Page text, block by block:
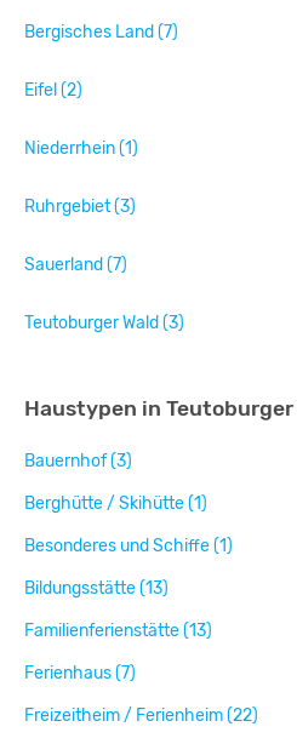
Bergisches Land (7)
Eifel (2)
Niederrhein (1)
Ruhrgebiet (3)
Sauerland (7)
Teutoburger Wald (3)
Haustypen in Teutoburger
Bauernhof (3)
Berghütte / Skihütte (1)
Besonderes und Schiffe (1)
Bildungsstätte (13)
Familienferienstätte (13)
Ferienhaus (7)
Freizeitheim / Ferienheim (22)